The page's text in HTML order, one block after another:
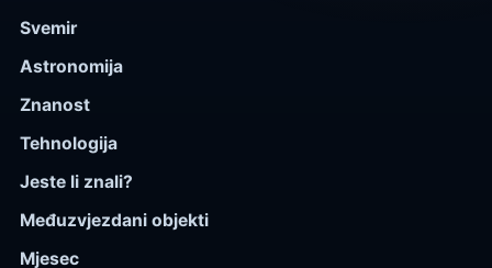
Svemir
Astronomija
Znanost
Tehnologija
Jeste li znali?
Međuzvjezdani objekti
Mjesec